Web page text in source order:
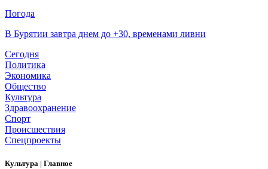
Погода
В Бурятии завтра днем до +30, временами ливни
Сегодня
Политика
Экономика
Общество
Культура
Здравоохранение
Спорт
Происшествия
Спецпроекты
Культура | Главное